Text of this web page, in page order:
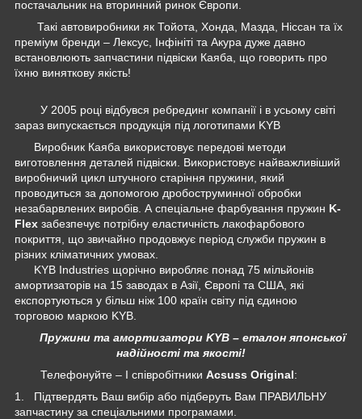
постачальник на вторинний ринок Європи.
Такі автовиробники як Тойота, Хонда, Мазда, Ніссан та їх
преміум бренди – Лексус, Інфініті та Акура дуже давно
встановлюють запчастини підвіски Каяба, що говорить про
їхню виняткову якість!
У 2005 році відбувся ребрединг компанії і в усьому світі
зараз випускається продукція під логотипами KYB
Виробник Каяба використовує передові методи
виготовлення деталей підвіски. Використовує найважливіший
виробничий цикл штучного старіння пружини, який
проводиться за допомогою дробоструминної обробки
незабарвлених виробів. А спеціальне фарбування пружин K-
Flex забезпечує потрібну еластичність лакофарбового
покриття, що звичайно продовжує період служби пружин в
різних кліматичних умовах.
KYB Industries щорічно виробляє понад 75 мільйонів
амортизаторів на 15 заводах в Азії, Європі та США, які
експортуються у більш ніж 100 країн світу під єдиною
торговою маркою KYB.
Пружини та амортизатори KYB – еталон японської
надійності та якості!
Телефонуйте – І співробітники Acsuss Original:
1. Підтвердять Ваш вибір або підберуть Вам ПРАВИЛЬНУ
запчастину за спеціальними програмами.